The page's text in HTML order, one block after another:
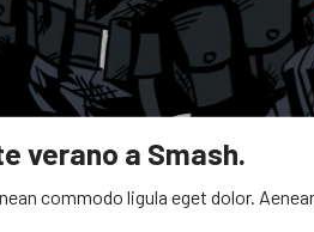
verano a Smash.
commodo ligula eget dolor.